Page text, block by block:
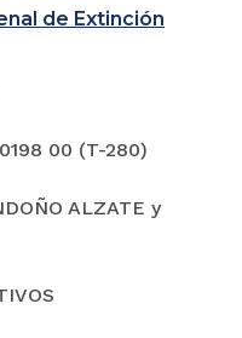
de Extinción
00 (T-280)
ALZATE y